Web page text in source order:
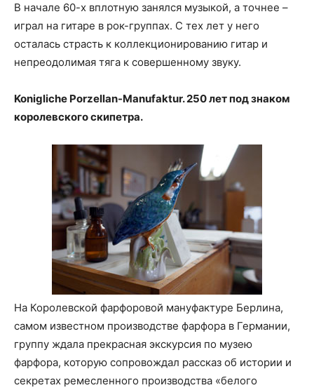
В начале 60-х вплотную занялся музыкой, а точнее –
играл на гитаре в рок-группах. С тех лет у него
осталась страсть к коллекционированию гитар и
непреодолимая тяга к совершенному звуку.
Konigliche Porzellan-Manufaktur. 250 лет под знаком
королевского скипетра.
На Королевской фарфоровой мануфактуре Берлина,
самом известном производстве фарфора в Германии,
группу ждала прекрасная экскурсия по музею
фарфора, которую сопровождал рассказ об истории и
секретах ремесленного производства «белого